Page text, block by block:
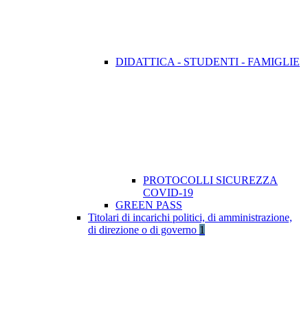
DIDATTICA - STUDENTI - FAMIGLIE
PROTOCOLLI SICUREZZA
COVID-19
GREEN PASS
Titolari di incarichi politici, di amministrazione,
di direzione o di governo 1